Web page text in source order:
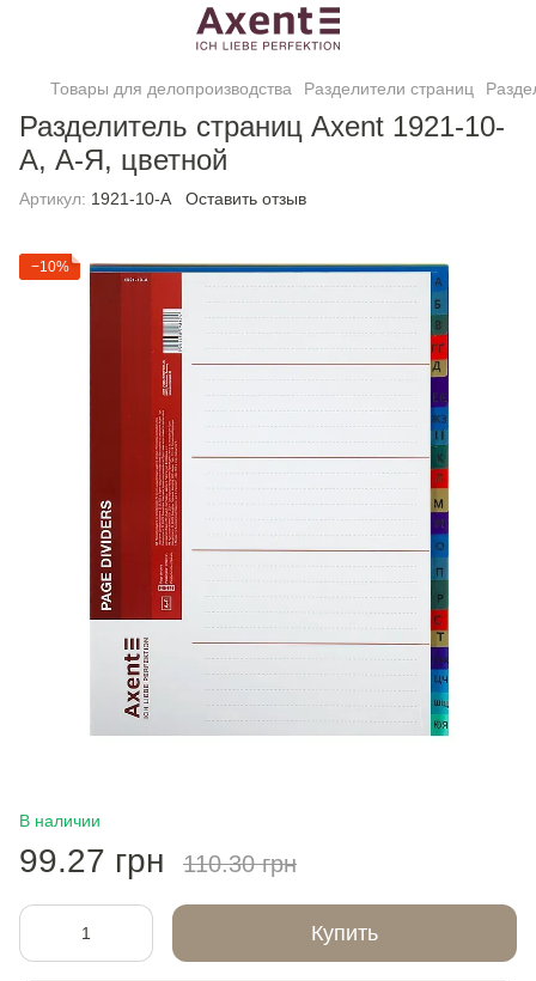
Товары для делопроизводства Разделители страниц
Разделитель страниц Axent 1921-10-
A, А-Я, цветной
Артикул: 1921-10-A Оставить отзыв
−10%
В наличии
99.27 грн 110.30 грн
Купить